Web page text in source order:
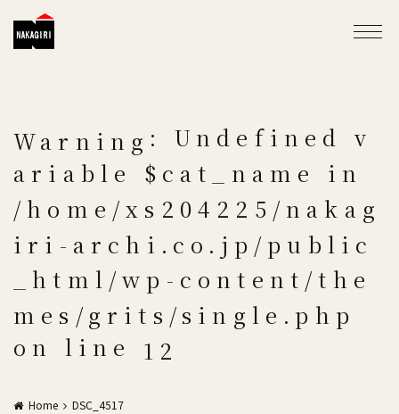
Warning : Undefined v
ariable $cat_name in
/home/xs204225/nakag
iri-archi.co.jp/public
_html/wp-content/the
mes/grits/single.php
on line 12
Home DSC_4517